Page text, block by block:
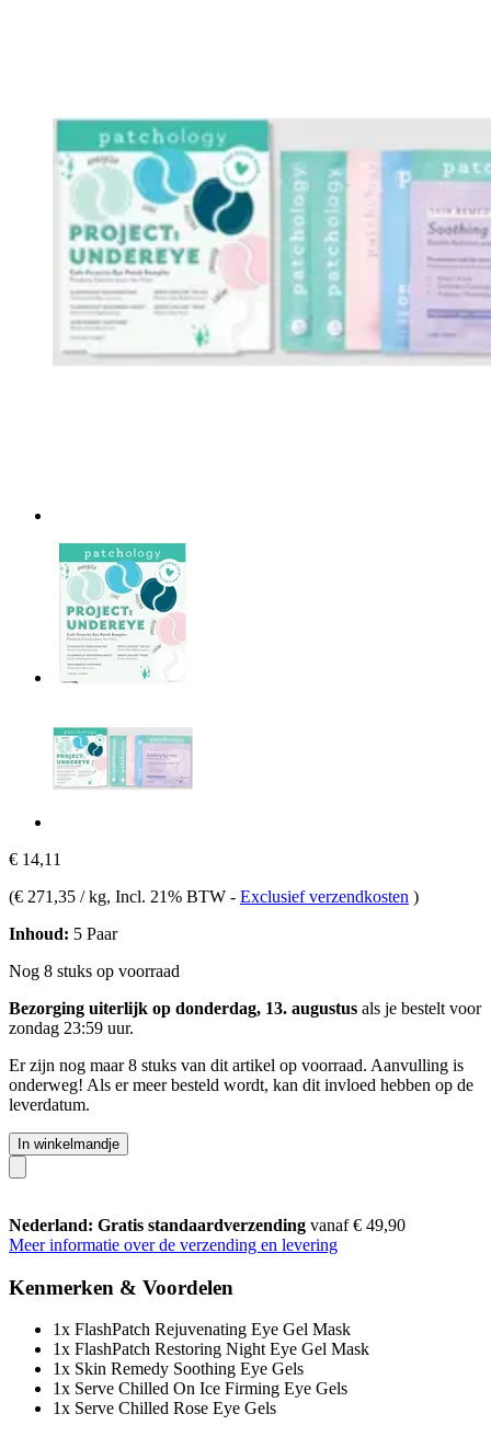
€ 14,11
(€ 271,35 / kg, Incl. 21% BTW - Exclusief verzendkosten )
Inhoud: 5 Paar
Nog 8 stuks op voorraad
Bezorging uiterlijk op donderdag, 13. augustus als je bestelt voor
zondag 23:59 uur.
Er zijn nog maar 8 stuks van dit artikel op voorraad. Aanvulling is
onderweg! Als er meer besteld wordt, kan dit invloed hebben op de
leverdatum.
In winkelmandje
Nederland: Gratis standaardverzending vanaf € 49,90
Meer informatie over de verzending en levering
Kenmerken & Voordelen
1x FlashPatch Rejuvenating Eye Gel Mask
1x FlashPatch Restoring Night Eye Gel Mask
1x Skin Remedy Soothing Eye Gels
1x Serve Chilled On Ice Firming Eye Gels
1x Serve Chilled Rose Eye Gels